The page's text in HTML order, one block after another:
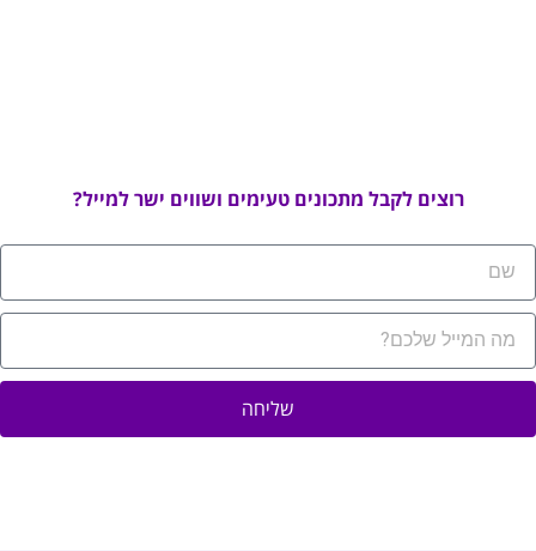
רוצים לקבל מתכונים טעימים ושווים ישר למייל?
שליחה